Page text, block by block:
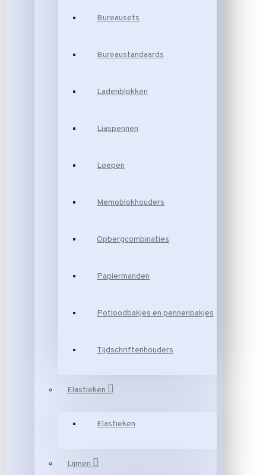
Bureausets
Bureaustandaards
Ladenblokken
Liaspennen
Loepen
Memoblokhouders
Opbergcombinaties
Papiermanden
Potloodbakjes en pennenbakjes
Tijdschriftenhouders
Elastieken
Elastieken
Lijmen